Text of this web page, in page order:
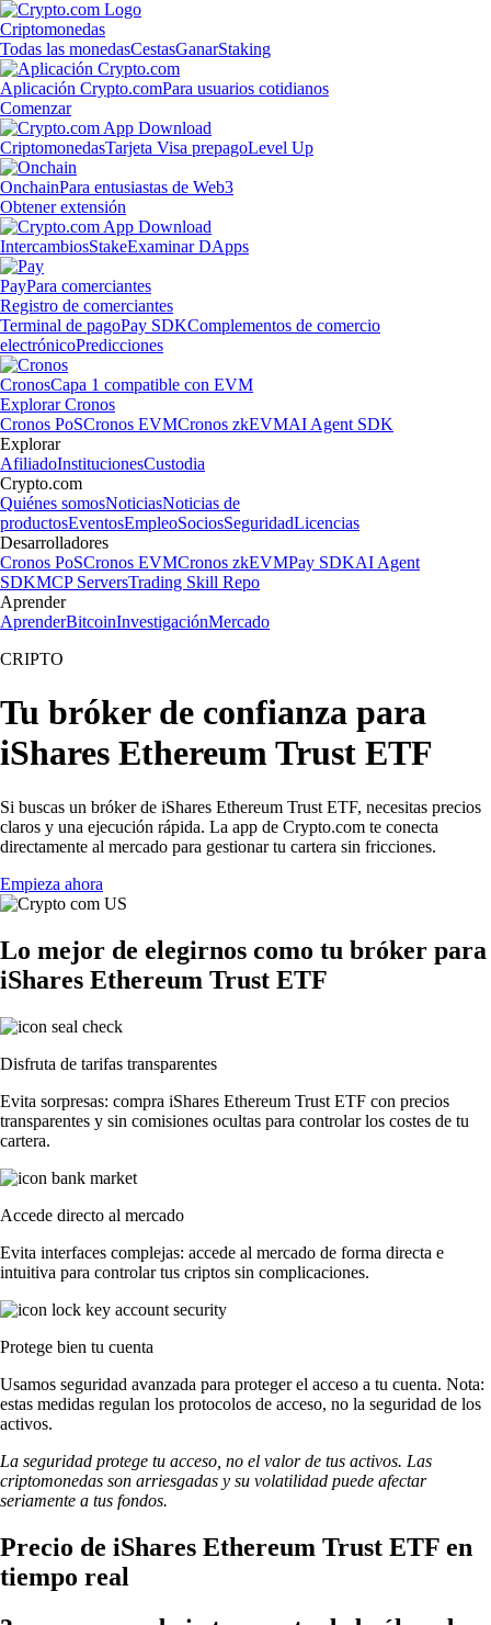
Criptomonedas
Todas las monedasCestasGanarStaking
Aplicación Crypto.comPara usuarios cotidianos
Comenzar
CriptomonedasTarjeta Visa prepagoLevel Up
OnchainPara entusiastas de Web3
Obtener extensión
IntercambiosStakeExaminar DApps
PayPara comerciantes
Registro de comerciantes
Terminal de pagoPay SDKComplementos de comercio
electrónicoPredicciones
CronosCapa 1 compatible con EVM
Explorar Cronos
Cronos PoSCronos EVMCronos zkEVMAI Agent SDK
Explorar
AfiliadoInstitucionesCustodia
Crypto.com
Quiénes somosNoticiasNoticias de
productosEventosEmpleoSociosSeguridadLicencias
Desarrolladores
Cronos PoSCronos EVMCronos zkEVMPay SDKAI Agent
SDKMCP ServersTrading Skill Repo
Aprender
AprenderBitcoinInvestigaciónMercado
CRIPTO
Tu bróker de confianza para
iShares Ethereum Trust ETF
Si buscas un bróker de iShares Ethereum Trust ETF, necesitas precios
claros y una ejecución rápida. La app de Crypto.com te conecta
directamente al mercado para gestionar tu cartera sin fricciones.
Empieza ahora
Lo mejor de elegirnos como tu bróker para
iShares Ethereum Trust ETF
Disfruta de tarifas transparentes
Evita sorpresas: compra iShares Ethereum Trust ETF con precios
transparentes y sin comisiones ocultas para controlar los costes de tu
cartera.
Accede directo al mercado
Evita interfaces complejas: accede al mercado de forma directa e
intuitiva para controlar tus criptos sin complicaciones.
Protege bien tu cuenta
Usamos seguridad avanzada para proteger el acceso a tu cuenta. Nota:
estas medidas regulan los protocolos de acceso, no la seguridad de los
activos.
La seguridad protege tu acceso, no el valor de tus activos. Las
criptomonedas son arriesgadas y su volatilidad puede afectar
seriamente a tus fondos.
Precio de iShares Ethereum Trust ETF en
tiempo real